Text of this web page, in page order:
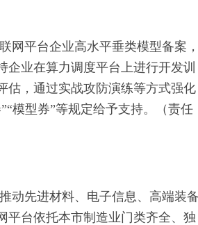
网平台企业高水平垂类模型备案，
业在算力调度平台上进行开发训
估，通过实战攻防演练等方式强化
模型券”等规定给予支持。（责任
动先进材料、电子信息、高端装备
平台依托本市制造业门类齐全、独